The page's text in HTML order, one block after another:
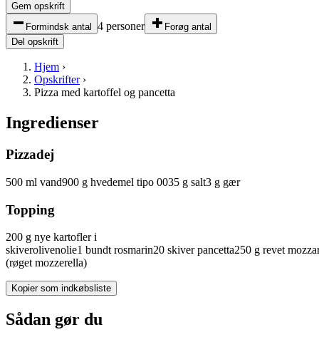
Gem opskrift
Formindsk antal
4 personer
Forøg antal
Del opskrift
Hjem ›
Opskrifter›
Pizza med kartoffel og pancetta
Ingredienser
Pizzadej
500 ml vand900 g hvedemel tipo 0035 g salt3 g gær
Topping
200 g nye kartofler i
skiverolivenolie1 bundt rosmarin20 skiver pancetta250 g revet
(røget mozzerella)
Kopier som indkøbsliste
Sådan gør du